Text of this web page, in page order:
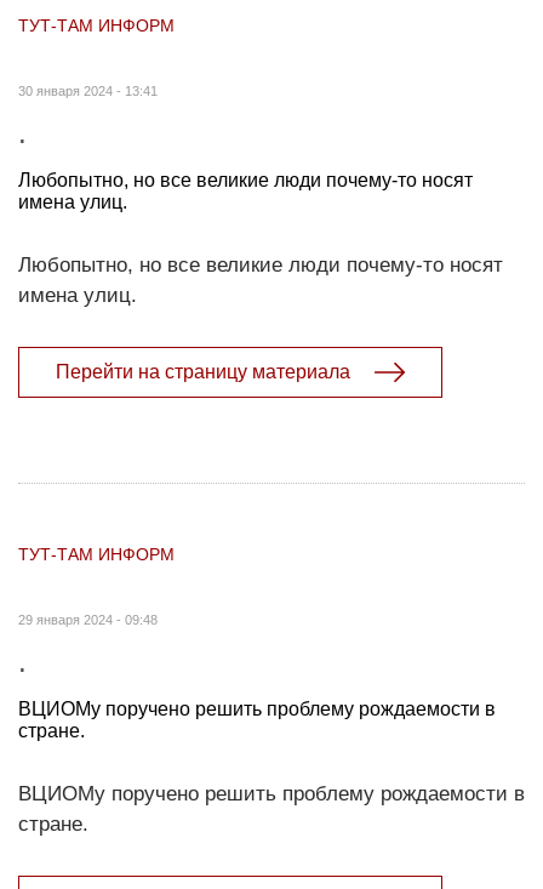
ТУТ-ТАМ ИНФОРМ
30 января 2024 - 13:41
.
Любопытно, но все великие люди почему-то носят
имена улиц.
Любопытно, но все великие люди почему-то носят
имена улиц.
Перейти на страницу материала
ТУТ-ТАМ ИНФОРМ
29 января 2024 - 09:48
.
ВЦИОМу поручено решить проблему рождаемости в
стране.
ВЦИОМу поручено решить проблему рождаемости в
стране.